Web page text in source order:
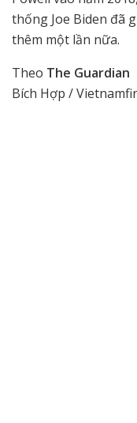
thống Joe Biden đã
thêm một lần nữa.
Theo The Guardian
Bích Hợp /